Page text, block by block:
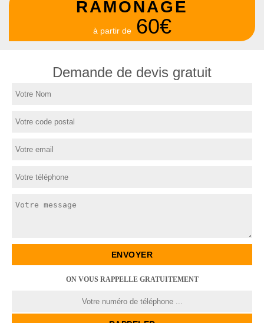
RAMONAGE
à partir de 60€
Demande de devis gratuit
ON VOUS RAPPELLE GRATUITEMENT